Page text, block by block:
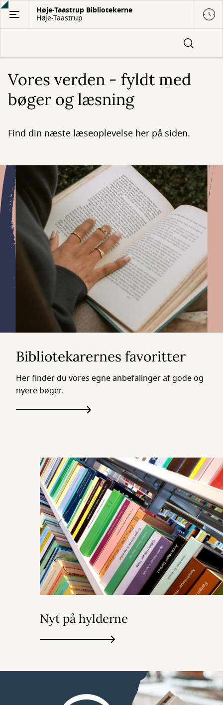
Gå
hovedindhold
Høje-Taastrup Bibliotekerne
Høje-Taastrup
Vores verden - fyldt med
bøger og læsning
Find din næste læseoplevelse her på siden.
Bibliotekarernes favoritter
Her finder du vores egne anbefalinger af gode og
nyere bøger.
Nyt på hylderne